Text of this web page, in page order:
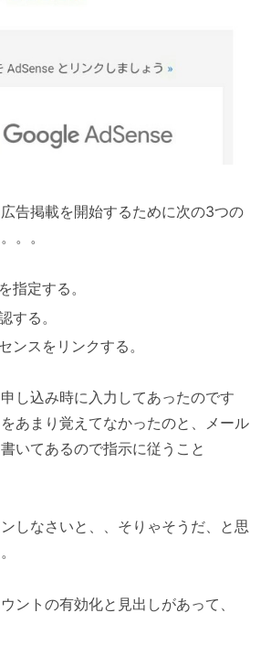
告掲載を開始するために次の3つの
。。
指定する。
する。
ンスをリンクする。
し込み時に入力してあったのです
あまり覚えてなかったのと、メール
いてあるので指示に従うこと
しなさいと、、そりゃそうだ、と思
ントの有効化と見出しがあって、